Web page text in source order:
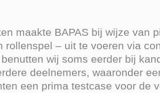
maakte BAPAS bij wijze van
– uit te voeren via
wij soms eerder bij
deelnemers, waaronder
een prima testcase voor de